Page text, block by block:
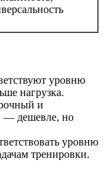
уровню
нагрузка.
и
— дешевле, но
уровню
тренировки.